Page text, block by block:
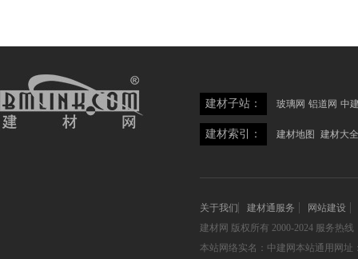
建材子站： 玻璃网 铝道网 中
建材索引： 建材地图 建材大全
关于我们 建材通服务
网站建设
建材网 版权所有 2000-2024 服务热线
本站网络实名：中建网本站通用网址